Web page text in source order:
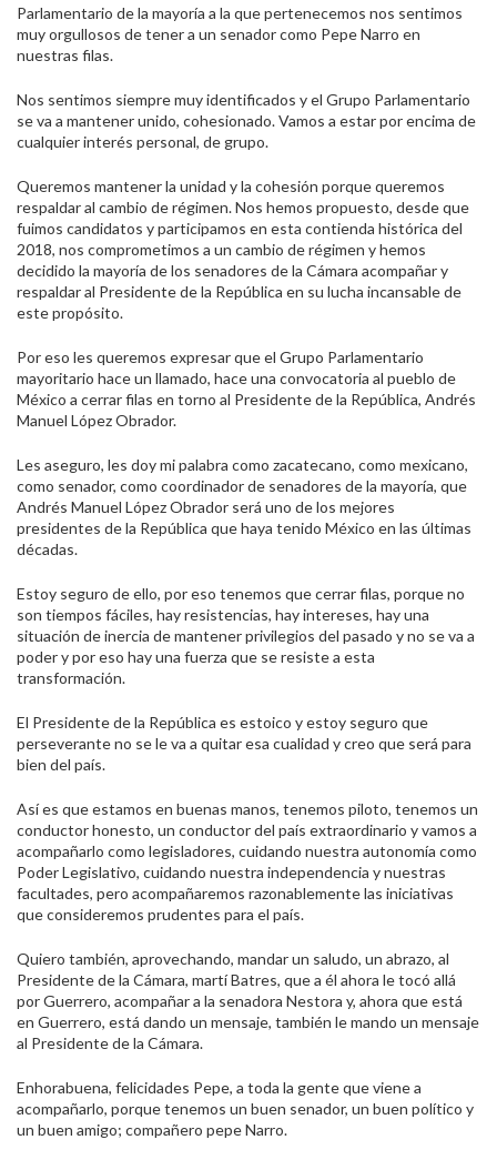
Parlamentario de la mayoría a la que pertenecemos nos sentimos
muy orgullosos de tener a un senador como Pepe Narro en
nuestras filas.
Nos sentimos siempre muy identificados y el Grupo Parlamentario
se va a mantener unido, cohesionado. Vamos a estar por encima de
cualquier interés personal, de grupo.
Queremos mantener la unidad y la cohesión porque queremos
respaldar al cambio de régimen. Nos hemos propuesto, desde que
fuimos candidatos y participamos en esta contienda histórica del
2018, nos comprometimos a un cambio de régimen y hemos
decidido la mayoría de los senadores de la Cámara acompañar y
respaldar al Presidente de la República en su lucha incansable de
este propósito.
Por eso les queremos expresar que el Grupo Parlamentario
mayoritario hace un llamado, hace una convocatoria al pueblo de
México a cerrar filas en torno al Presidente de la República, Andrés
Manuel López Obrador.
Les aseguro, les doy mi palabra como zacatecano, como mexicano,
como senador, como coordinador de senadores de la mayoría, que
Andrés Manuel López Obrador será uno de los mejores
presidentes de la República que haya tenido México en las últimas
décadas.
Estoy seguro de ello, por eso tenemos que cerrar filas, porque no
son tiempos fáciles, hay resistencias, hay intereses, hay una
situación de inercia de mantener privilegios del pasado y no se va a
poder y por eso hay una fuerza que se resiste a esta
transformación.
El Presidente de la República es estoico y estoy seguro que
perseverante no se le va a quitar esa cualidad y creo que será para
bien del país.
Así es que estamos en buenas manos, tenemos piloto, tenemos un
conductor honesto, un conductor del país extraordinario y vamos a
acompañarlo como legisladores, cuidando nuestra autonomía como
Poder Legislativo, cuidando nuestra independencia y nuestras
facultades, pero acompañaremos razonablemente las iniciativas
que consideremos prudentes para el país.
Quiero también, aprovechando, mandar un saludo, un abrazo, al
Presidente de la Cámara, martí Batres, que a él ahora le tocó allá
por Guerrero, acompañar a la senadora Nestora y, ahora que está
en Guerrero, está dando un mensaje, también le mando un mensaje
al Presidente de la Cámara.
Enhorabuena, felicidades Pepe, a toda la gente que viene a
acompañarlo, porque tenemos un buen senador, un buen político y
un buen amigo; compañero pepe Narro.